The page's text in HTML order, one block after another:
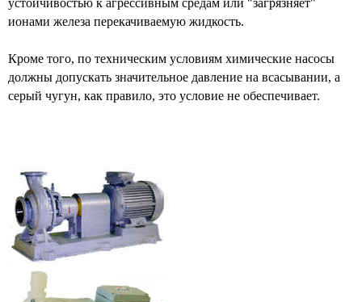
устойчивостью к агрессивным средам или "загрязняет"
ионами железа перекачиваемую жидкость.
Кроме того, по техническим условиям химические насосы
должны допускать значительное давление на всасывании, а
серый чугун, как правило, это условие не обеспечивает.